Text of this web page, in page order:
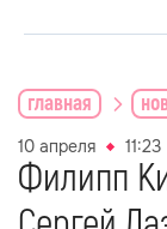
главная
10 апреля 11:23
Филипп